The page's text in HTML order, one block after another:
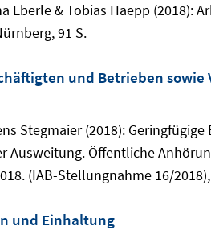
Eberle & Tobias Haepp (2018):
91 S.
und Betrieben
Stegmaier (2018):
Öffentliche
(IAB-Stellungnahme 16/
und Einhaltung